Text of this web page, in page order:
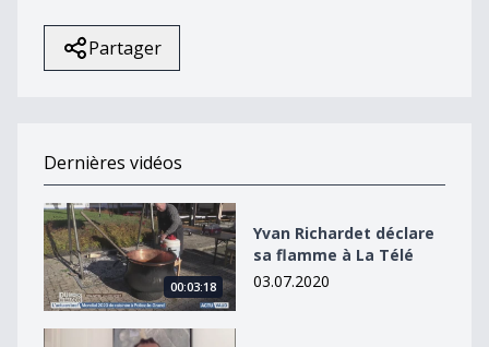
Partager
Dernières vidéos
Yvan Richardet déclare sa flamme à La Télé
00:03:18
Yvan Richardet déclare
sa flamme à La Télé
03.07.2020
Rendez-vous confiné avec Thabo Sefolosha